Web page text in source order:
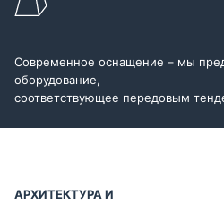
Современное оснащение – мы
оборудование,
соответствующее передовым
АРХИТЕКТУРА И